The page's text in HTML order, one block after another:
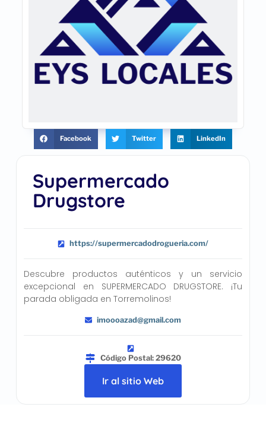
Supermercado
Drugstore
https://supermercadodrogueria.com/
Descubre productos auténticos y un servicio
excepcional en SUPERMERCADO DRUGSTORE. ¡Tu
parada obligada en Torremolinos!
imoooazad@gmail.com
Código Postal: 29620
Ir al sitio Web
Facebook Twitter LinkedIn